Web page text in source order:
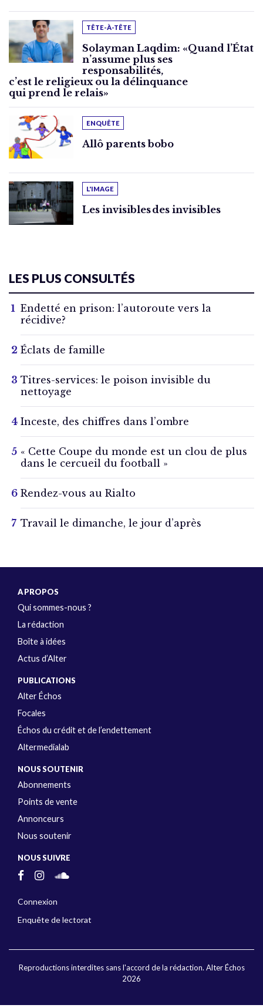
TÊTE-À-TÊTE
Solayman Laqdim: «Quand l’État
n’assume plus ses
responsabilités,
c’est le religieux ou la délinquance
qui prend le relais»
ENQUÊTE
Allô parents bobo
L'IMAGE
Les invisibles des invisibles
LES PLUS CONSULTÉS
Endetté en prison: l’autoroute vers la
récidive?
Éclats de famille
Titres-services: le poison invisible du
nettoyage
Inceste, des chiffres dans l’ombre
« Cette Coupe du monde est un clou de plus
dans le cercueil du football »
Rendez-vous au Rialto
Travail le dimanche, le jour d’après
A PROPOS
Qui sommes-nous ?
La rédaction
Boîte à idées
Actus d’Alter
PUBLICATIONS
Alter Échos
Focales
Échos du crédit et de l’endettement
Altermedialab
NOUS SOUTENIR
Abonnements
Points de vente
Annonceurs
Nous soutenir
NOUS SUIVRE
Connexion
Enquête de lectorat
Reproductions interdites sans l'accord de la rédaction. Alter Échos
2026